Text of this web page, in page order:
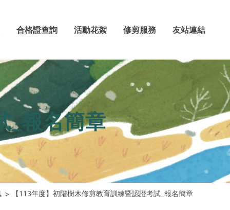
合格證查詢 活動花絮 修剪服務 友站連結
_報名簡章
【113年度】初階樹木修剪教育訓練暨認證考試_報名簡章